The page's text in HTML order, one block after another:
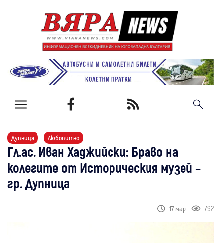
Дупница Любопитно
Гл.ас. Иван Хаджийски: Браво на
колегите от Историческия музей –
гр. Дупница
17 мар 792